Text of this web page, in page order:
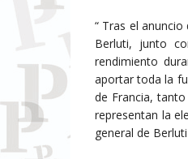
“ Tras el
Berluti, junto
rendimiento
aportar toda la
de Francia,
representan la
general de Berluti